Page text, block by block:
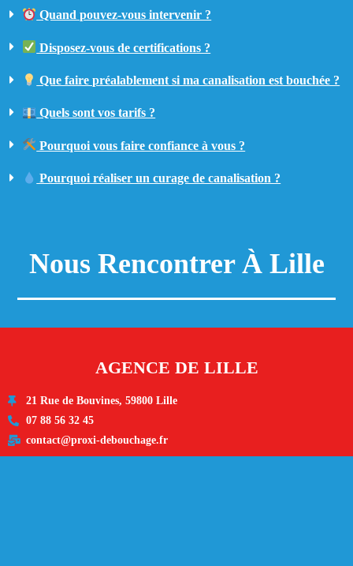
Quand pouvez-vous intervenir ?
Disposez-vous de certifications ?
Que faire préalablement si ma canalisation est bouchée ?
Quels sont vos tarifs ?
Pourquoi vous faire confiance à vous ?
Pourquoi réaliser un curage de canalisation ?
Nous Rencontrer À Lille
AGENCE DE LILLE
21 Rue de Bouvines, 59800 Lille
07 88 56 32 45
contact@proxi-debouchage.fr